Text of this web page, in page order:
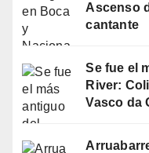
Ascenso
cantante
Se fue el
River:
Vasco da